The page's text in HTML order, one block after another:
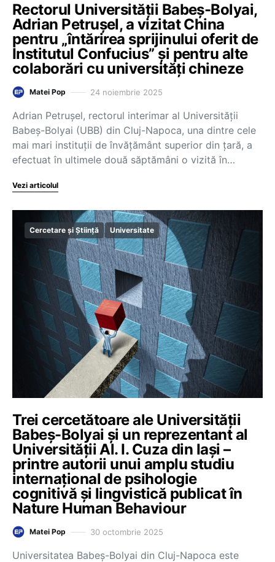
Rectorul Universității Babeș-Bolyai,
Adrian Petrușel, a vizitat China
pentru „întărirea sprijinului oferit de
Institutul Confucius” și pentru alte
colaborări cu universități chineze
Matei Pop 24 noiembrie 2025
Adrian Petrușel, rectorul interimar al Universității
Babeș-Bolyai (UBB) din Cluj-Napoca, una dintre cele
mai mari instituții de învățământ superior din țară, a
efectuat în ultimele două săptămâni o vizită în…
Vezi articolul
Cercetare și Știință Universitate
Trei cercetătoare ale Universității
Babeș-Bolyai și un reprezentant al
Universității Al. I. Cuza din Iași –
printre autorii unui amplu studiu
internațional de psihologie
cognitivă și lingvistică publicat în
Nature Human Behaviour
Matei Pop 30 octombrie 2025
Universitatea Babeș-Bolyai din Cluj-Napoca este